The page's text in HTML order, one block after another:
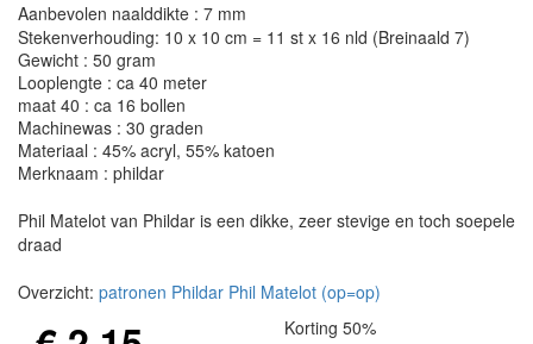
Aanbevolen naalddikte : 7 mm
Stekenverhouding: 10 x 10 cm = 11 st x 16 nld (Breinaald 7)
Gewicht : 50 gram
Looplengte : ca 40 meter
maat 40 : ca 16 bollen
Machinewas : 30 graden
Materiaal : 45% acryl, 55% katoen
Merknaam : phildar
Phil Matelot van Phildar is een dikke, zeer stevige en toch soepele
draad
Overzicht: patronen Phildar Phil Matelot (op=op)
Korting 50%